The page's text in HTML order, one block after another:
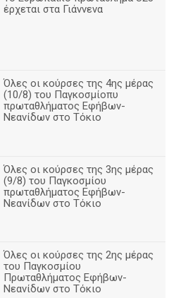
έρχεται στα Γιάννενα
Όλες οι κούρσες της 4ης μέρας
(10/8) του Παγκοσμίοπυ
πρωταθλήματος Εφήβων-
Νεανίδων στο Τόκιο
Όλες οι κούρσες της 3ης μέρας
(9/8) του Παγκοσμίου
πρωταθλήματος Εφήβων-
Νεανίδων στο Τόκιο
Όλες οι κούρσες της 2ης μέρας
του Παγκοσμίου
Πρωταθλήματος Εφήβων-
Νεανίδων στο Τόκιο